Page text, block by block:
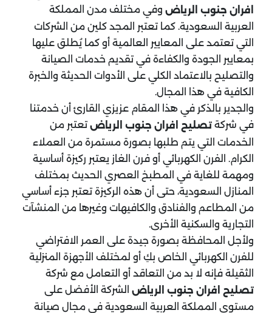
افران جنوب الرياض وفي مختلف مدن المملكة
العربية السعودية. كما تعتبر المجد كلين من الشركات
التي تعتمد على المعايير العالمية أو كما يُطلق عليها
بمعايير الجودة والكفاءة في تقديم خدمات الصيانة
والتصليح بالاعتماد الكلي على الأدوات الحديثة والخبرة
الكافية في هذا المجال.
والجدير بالذكر في هذا المقام عزيزي القارئ أن خدمتنا
في شركة تصليح افران جنوب الرياض تعتبر من
الخدمات التي يتم طلبها بصورة مستمرة من العملاء
الكرام. الفرن الكهربائي أو فرن الغاز يعتبر ركيزة أساسية
ومهمة للغاية في المطبخ العصري الحديث بمختلف
المنازل السعودية، حتى أن هذه الركيزة تعتبر جزء أساسي
من المطاعم والفنادق والكافيهات وغيرها من المنشآت
التجارية والسكنية الأخرى.
ولأجل المحافظة بصورة جيدة على العمر الافتراضي
للفرن الكهربائي الخاص بكِ أو لمختلف الأجهزة المنزلية
الثقيلة فإنه لا بد من التعاقد أو التعامل مع شركة
تصليح افران جنوب الرياض الشركة الأفضل على
مستوى المملكة العربية السعودية في مجال صيانة